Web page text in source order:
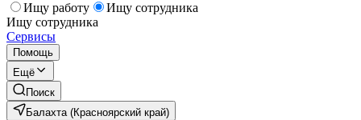
Ищу работу
Ищу сотрудника
Ищу сотрудника
Сервисы
Помощь
Ещё
Поиск
Балахта (Красноярский край)